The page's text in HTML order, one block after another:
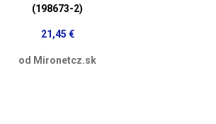
(198673-2)
21,45 €
od Mironetcz.sk